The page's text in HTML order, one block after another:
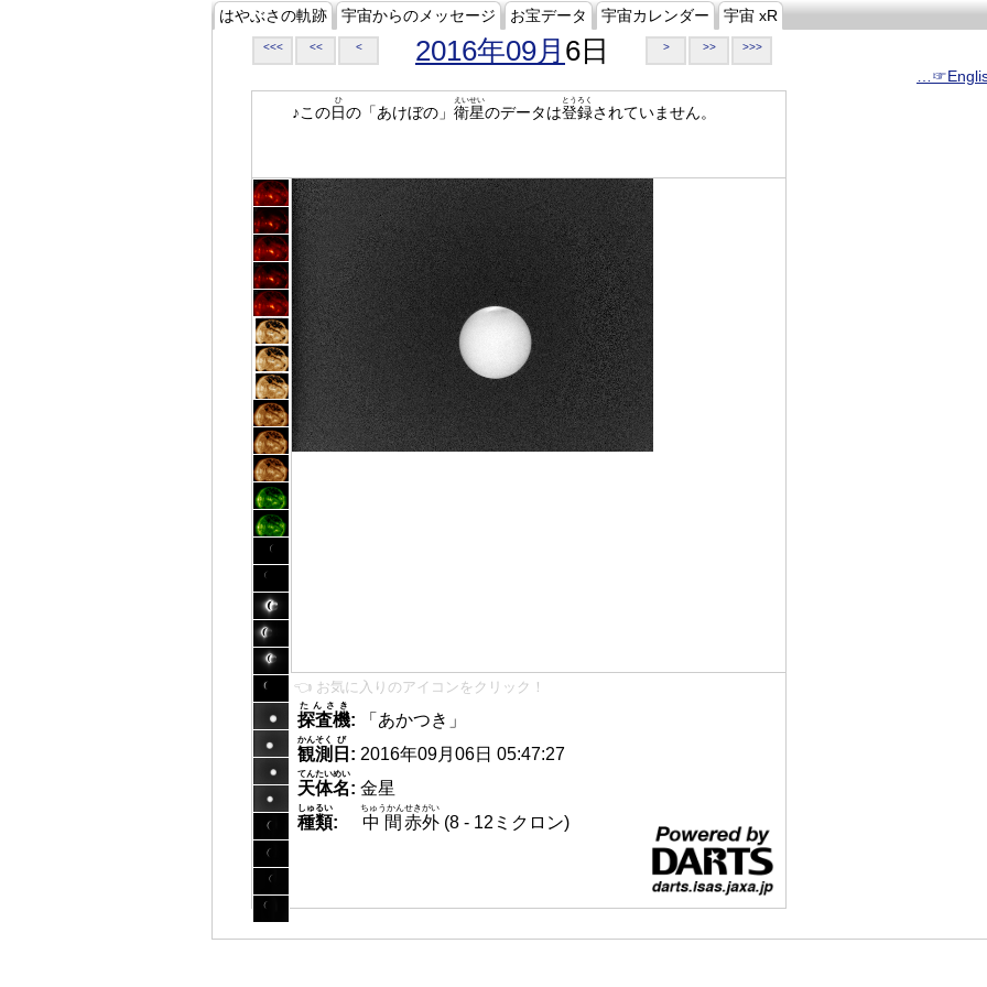
はやぶさの軌跡 宇宙からのメッセージ お宝データ 宇宙カレンダー 宇宙 xR
<<< << < 2016年09月 6日 > >> >>>
♪この日
ひ
の「あけぼの」 衛星
えいせい
のデータは登録
とうろく
されていません。
👈 お気に入りのアイコンをクリック！
探査機
たんさき
:
「あかつき」
観測
かんそく
日
び
: 2016年09月06日 05:47:27
天体名
てんたいめい
: 金星
種類
しゅるい
: 中間
ちゅうかん
赤外
せきがい
(8 - 12ミクロン)